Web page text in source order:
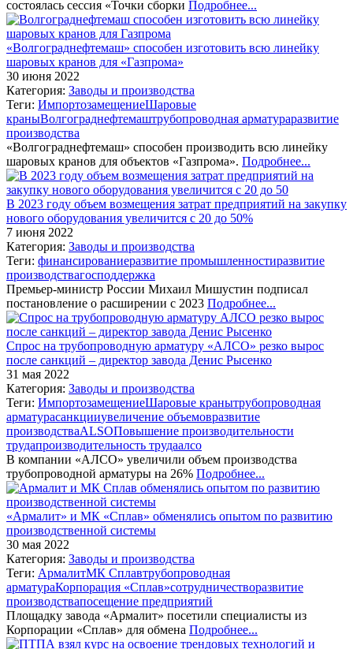
состоялась сессия «Точки сборки Подробнее...
«Волгограднефтемаш» способен изготовить всю линейку
шаровых кранов для «Газпрома»
30 июня 2022
Категория: Заводы и производства
Теги: ИмпортозамещениеШаровые
краныВолгограднефтемаштрубопроводная арматураразвитие
производства
«Волгограднефтемаш» способен производить всю линейку
шаровых кранов для объектов «Газпрома». Подробнее...
В 2023 году объем возмещения затрат предприятий на закупку
нового оборудования увеличится с 20 до 50%
7 июня 2022
Категория: Заводы и производства
Теги: финансированиеразвитие промышленностиразвитие
производствагосподдержка
Премьер-министр России Михаил Мишустин подписал
постановление о расширении с 2023 Подробнее...
Спрос на трубопроводную арматуру «АЛСО» резко вырос
после санкций – директор завода Денис Рысенко
31 мая 2022
Категория: Заводы и производства
Теги: ИмпортозамещениеШаровые кранытрубопроводная
арматурасанкцииувеличение объемовразвитие
производстваALSOПовышение производительности
трудапроизводительность трудаалсо
В компании «АЛСО» увеличили объем производства
трубопроводной арматуры на 26% Подробнее...
«Армалит» и МК «Сплав» обменялись опытом по развитию
производственной системы
30 мая 2022
Категория: Заводы и производства
Теги: АрмалитМК Сплавтрубопроводная
арматураКорпорация «Сплав»сотрудничестворазвитие
производствапосещение предприятий
Площадку завода «Армалит» посетили специалисты из
Корпорации «Сплав» для обмена Подробнее...